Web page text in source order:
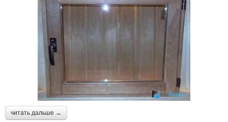
читать дальше →